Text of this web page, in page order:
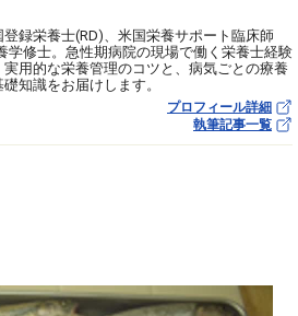
録栄養士(RD)、米国栄養サポート臨床師
学修士。急性期病院の現場で働く栄養士経験
用的な栄養管理のコツと、病気ごとの療養
知識をお届けします。
プロフィール詳細
執筆記事一覧